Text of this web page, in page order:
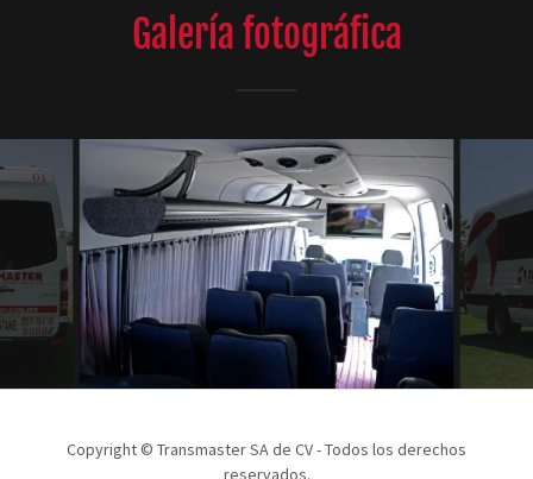
Galería fotográfica
Copyright © Transmaster SA de CV - Todos los derechos
reservados.